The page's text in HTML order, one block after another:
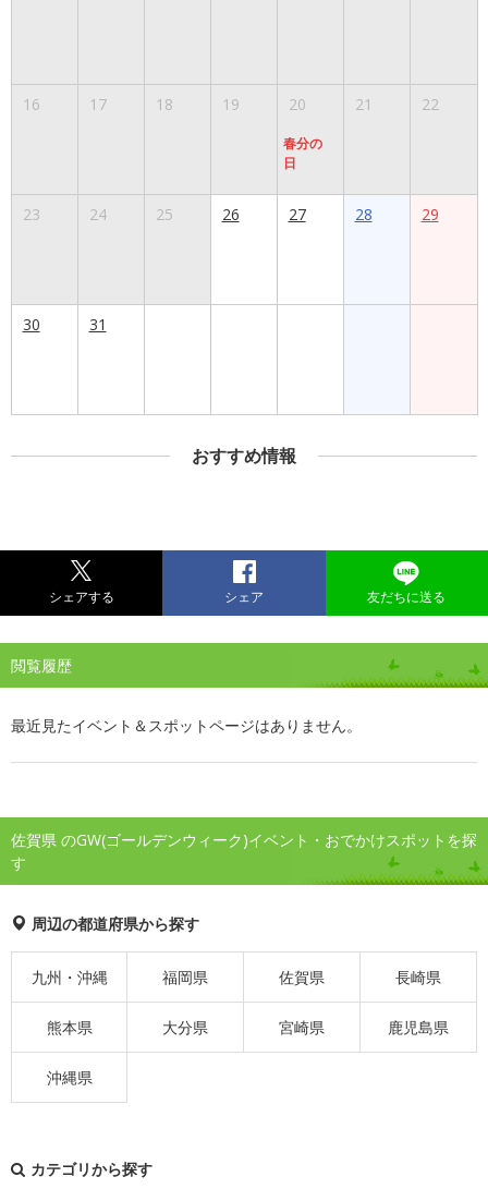
16 17 18 19 20
春分の
日
21 22
23 24 25 26 27 28 29
30 31
おすすめ情報
シェアする シェア 友だちに送る
閲覧履歴
最近見たイベント＆スポットページはありません。
佐賀県 のGW(ゴールデンウィーク)イベント・おでかけスポットを探
す
周辺の都道府県から探す
九州・沖縄 福岡県 佐賀県 長崎県
熊本県 大分県 宮崎県 鹿児島県
沖縄県
カテゴリから探す